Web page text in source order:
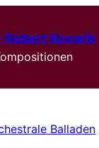
Robert Kovarik
Balladen